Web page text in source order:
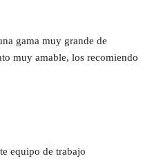
gama muy grande de
muy amable, los recomiendo
equipo de trabajo